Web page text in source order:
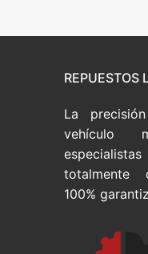
REPUESTOS
La
vehículo
totalmente
100%